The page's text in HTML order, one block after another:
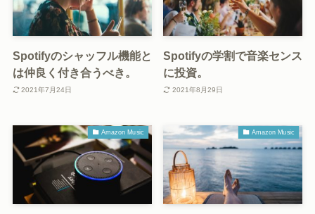
Spotifyのシャッフル機能と
は仲良く付き合うべき。
2021年7月24日
Spotifyの学割で音楽センス
に投資。
2021年8月29日
Amazon Music Amazon Music